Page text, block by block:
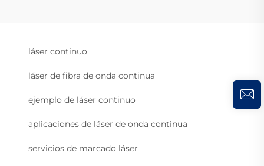
láser continuo
láser de fibra de onda continua
ejemplo de láser continuo
aplicaciones de láser de onda continua
servicios de marcado láser